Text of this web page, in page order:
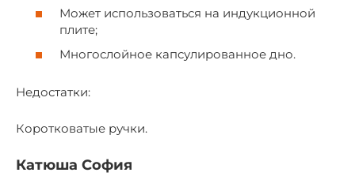
Может использоваться на индукционной
плите;
Многослойное капсулированное дно.
Недостатки:
Коротковатые ручки.
Катюша София